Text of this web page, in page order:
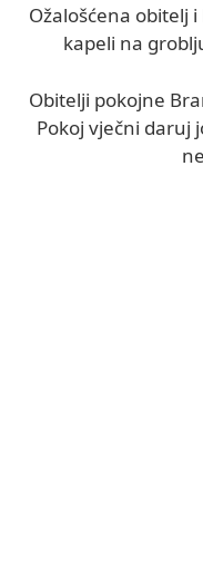
Ožalošćena obitelj
kapeli na
Obitelji pokojne
Pokoj vječni daruj